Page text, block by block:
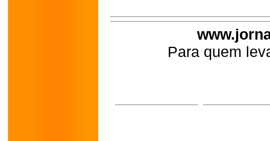
Para quem